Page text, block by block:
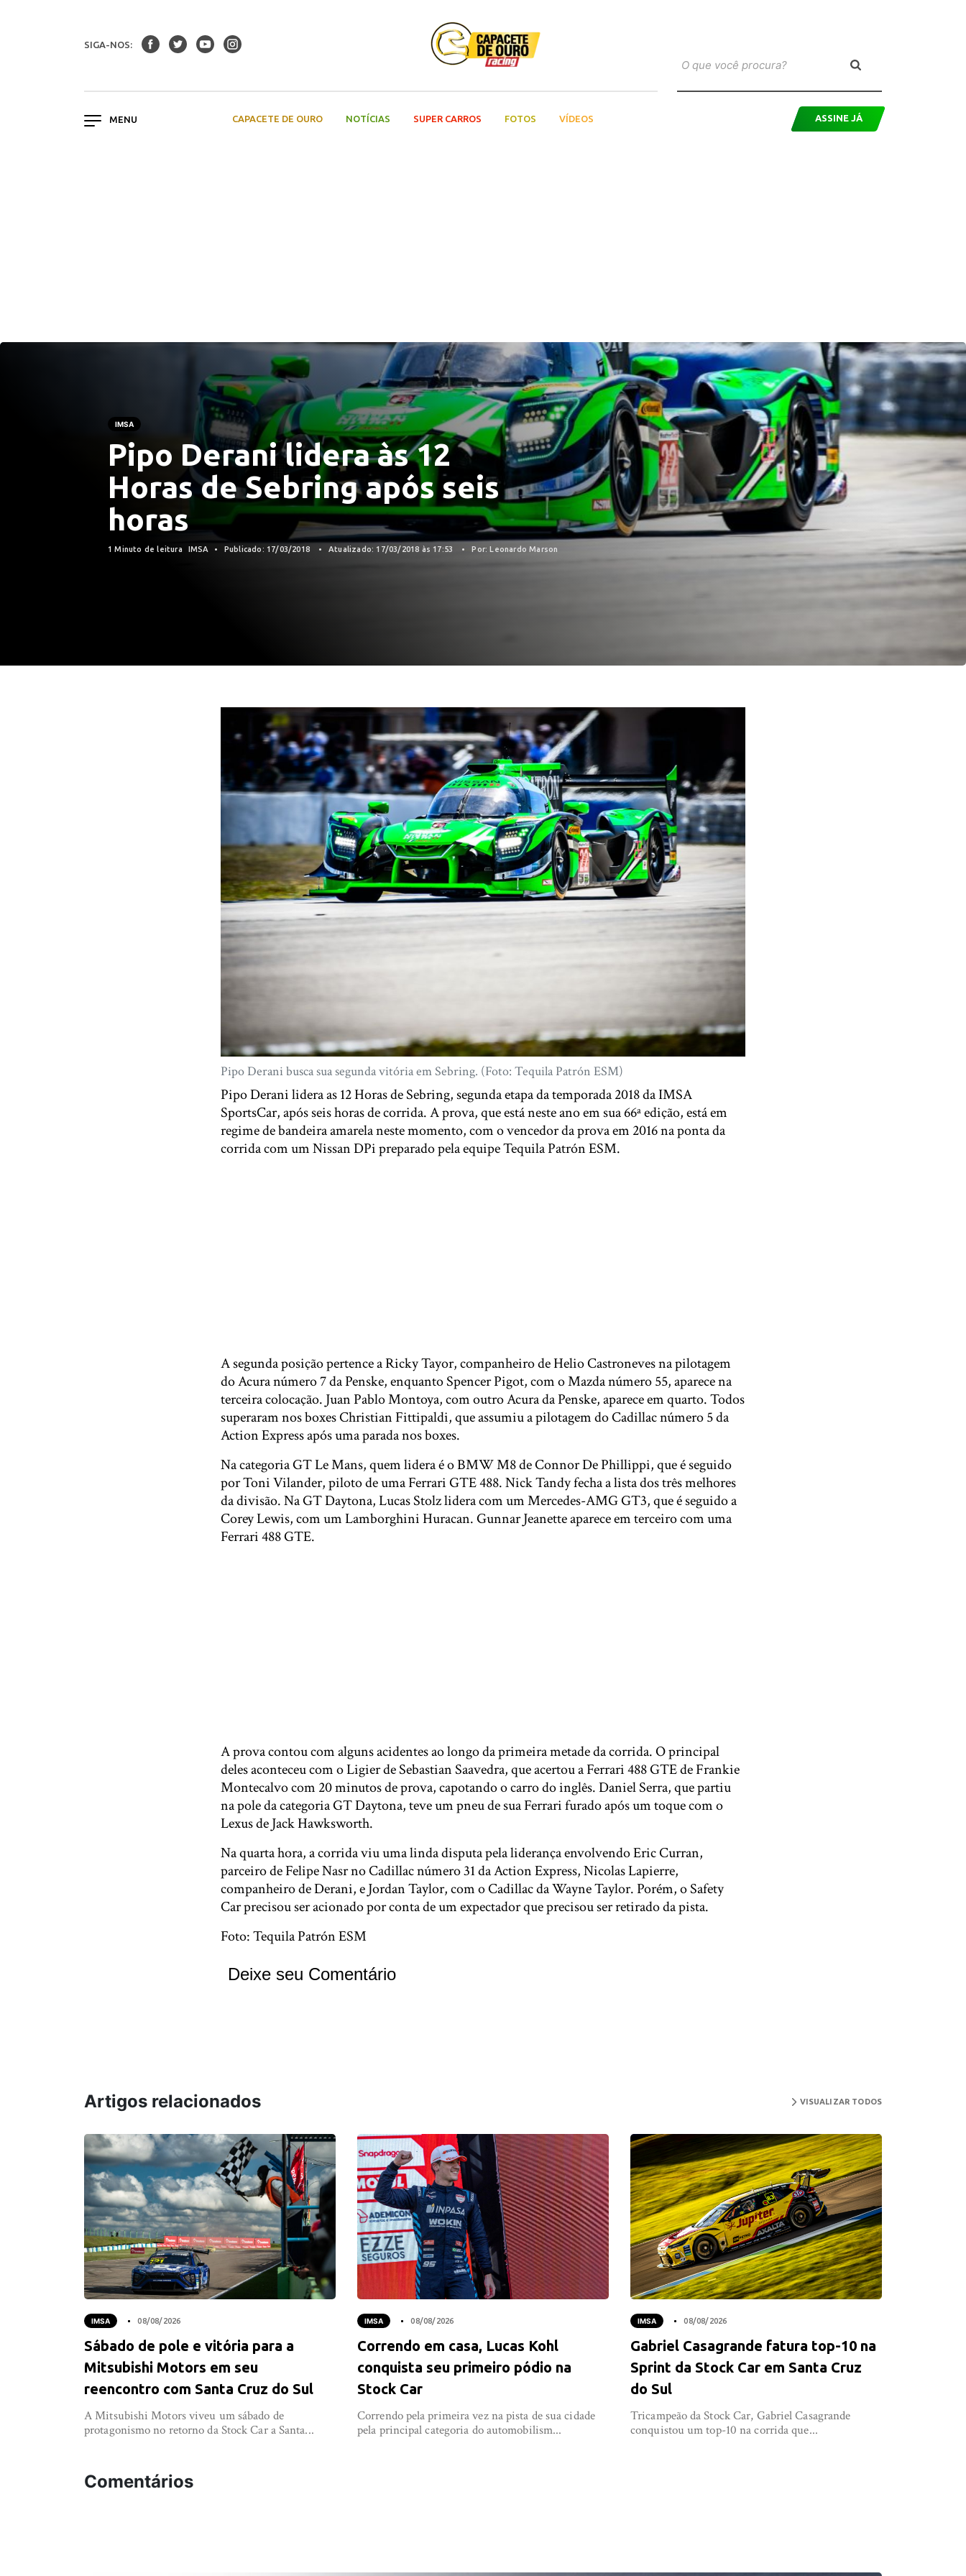
SIGA-NOS:
CAPACETE DE OURO NOTÍCIAS SUPER CARROS FOTOS VÍDEOS ASSINE JÁ
IMSA
Pipo Derani lidera às 12
Horas de Sebring após seis
horas
1 Minuto de leitura IMSA Publicado: 17/03/2018 Atualizado: 17/03/2018 às 17:53 Por: Leonardo Marson
Pipo Derani busca sua segunda vitória em Sebring. (Foto: Tequila Patrón ESM)
Pipo Derani lidera as 12 Horas de Sebring, segunda etapa da temporada 2018 da IMSA
SportsCar, após seis horas de corrida. A prova, que está neste ano em sua 66ª edição, está em
regime de bandeira amarela neste momento, com o vencedor da prova em 2016 na ponta da
corrida com um Nissan DPi preparado pela equipe Tequila Patrón ESM.
A segunda posição pertence a Ricky Tayor, companheiro de Helio Castroneves na pilotagem
do Acura número 7 da Penske, enquanto Spencer Pigot, com o Mazda número 55, aparece na
terceira colocação. Juan Pablo Montoya, com outro Acura da Penske, aparece em quarto. Todos
superaram nos boxes Christian Fittipaldi, que assumiu a pilotagem do Cadillac número 5 da
Action Express após uma parada nos boxes.
Na categoria GT Le Mans, quem lidera é o BMW M8 de Connor De Phillippi, que é seguido
por Toni Vilander, piloto de uma Ferrari GTE 488. Nick Tandy fecha a lista dos três melhores
da divisão. Na GT Daytona, Lucas Stolz lidera com um Mercedes-AMG GT3, que é seguido a
Corey Lewis, com um Lamborghini Huracan. Gunnar Jeanette aparece em terceiro com uma
Ferrari 488 GTE.
A prova contou com alguns acidentes ao longo da primeira metade da corrida. O principal
deles aconteceu com o Ligier de Sebastian Saavedra, que acertou a Ferrari 488 GTE de Frankie
Montecalvo com 20 minutos de prova, capotando o carro do inglês. Daniel Serra, que partiu
na pole da categoria GT Daytona, teve um pneu de sua Ferrari furado após um toque com o
Lexus de Jack Hawksworth.
Na quarta hora, a corrida viu uma linda disputa pela liderança envolvendo Eric Curran,
parceiro de Felipe Nasr no Cadillac número 31 da Action Express, Nicolas Lapierre,
companheiro de Derani, e Jordan Taylor, com o Cadillac da Wayne Taylor. Porém, o Safety
Car precisou ser acionado por conta de um expectador que precisou ser retirado da pista.
Foto: Tequila Patrón ESM
Deixe seu Comentário
Artigos relacionados VISUALIZAR TODOS
IMSA 08/08/2026
Sábado de pole e vitória para a
Mitsubishi Motors em seu
reencontro com Santa Cruz do Sul
A Mitsubishi Motors viveu um sábado de
protagonismo no retorno da Stock Car a Santa...
IMSA 08/08/2026
Correndo em casa, Lucas Kohl
conquista seu primeiro pódio na
Stock Car
Correndo pela primeira vez na pista de sua cidade
pela principal categoria do automobilism...
IMSA 08/08/2026
Gabriel Casagrande fatura top-10 na
Sprint da Stock Car em Santa Cruz
do Sul
Tricampeão da Stock Car, Gabriel Casagrande
conquistou um top-10 na corrida que...
Comentários